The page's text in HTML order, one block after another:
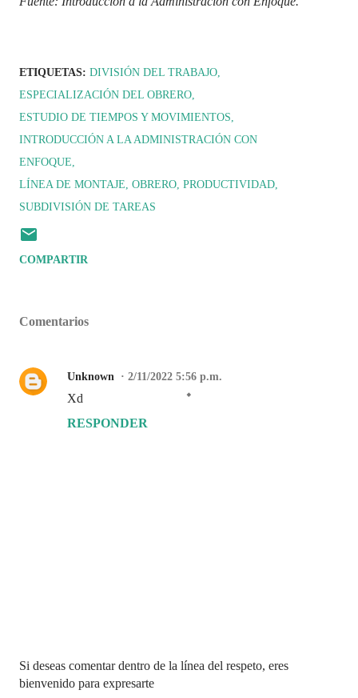
ETIQUETAS: DIVISIÓN DEL TRABAJO
ESPECIALIZACIÓN DEL OBRERO
ESTUDIO DE TIEMPOS Y MOVIMIENTOS
INTRODUCCIÓN A LA ADMINISTRACIÓN CON
ENFOQUE
LÍNEA DE MONTAJE OBRERO PRODUCTIVIDAD
SUBDIVISIÓN DE TAREAS
COMPARTIR
Comentarios
Unknown 2/11/2022 5:56 p.m.
Xd
RESPONDER
P
u
Si deseas comentar dentro de la línea del respeto, eres
bienvenido para expresarte